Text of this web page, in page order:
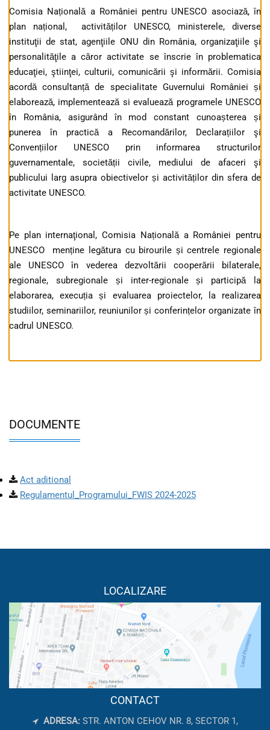
Comisia Națională a României pentru UNESCO asociază, în
plan național, activităților UNESCO, ministerele, diverse
instituţii de stat, agenţiile ONU din România, organizaţiile şi
personalităţile a căror activitate se înscrie în problematica
educaţiei, ştiinţei, culturii, comunicării şi informării. Comisia
acordă consultanță de specialitate Guvernului României și
elaborează, implementează si evaluează programele UNESCO
în România, asigurând în mod constant cunoașterea și
punerea în practică a Recomandărilor, Declarațiilor şi
Convențiilor UNESCO prin informarea structurilor
guvernamentale, societății civile, mediului de afaceri şi
publicului larg asupra obiectivelor și activităților din sfera de
activitate UNESCO.
Pe plan internaţional, Comisia Națională a României pentru
UNESCO menține legătura cu birourile și centrele regionale
ale UNESCO în vederea dezvoltării cooperării bilaterale,
regionale, subregionale și inter-regionale și participă la
elaborarea, execuția și evaluarea proiectelor, la realizarea
studiilor, seminariilor, reuniunilor și conferințelor organizate în
cadrul UNESCO.
DOCUMENTE
Act aditional
Regulamentul_Programului_FWIS 2024-2025
LOCALIZARE
CONTACT
ADRESA: STR. ANTON CEHOV NR. 8, SECTOR 1,